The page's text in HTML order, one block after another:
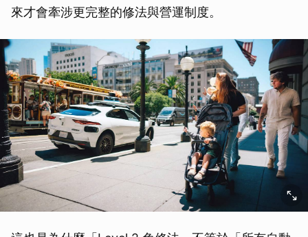
來才會牽涉更完整的修法與營運制度。